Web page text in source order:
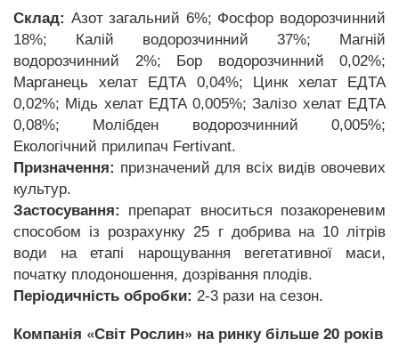
Склад: Азот загальний 6%; Фосфор водорозчинний
18%; Калій водорозчинний 37%; Магній
водорозчинний 2%; Бор водорозчинний 0,02%;
Марганець хелат ЕДТА 0,04%; Цинк хелат ЕДТА
0,02%; Мідь хелат ЕДТА 0,005%; Залізо хелат ЕДТА
0,08%; Молібден водорозчинний 0,005%;
Екологічний прилипач Fertivant.
Призначення: призначений для всіх видів овочевих
культур.
Застосування: препарат вноситься позакореневим
способом із розрахунку 25 г добрива на 10 літрів
води на етапі нарощування вегетативної маси,
початку плодоношення, дозрівання плодів.
Періодичність обробки: 2-3 рази на сезон.
Компанія «Світ Рослин» на ринку більше 20 років